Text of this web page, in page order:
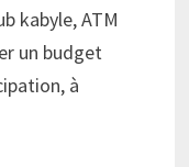
kabyle, ATM
un budget
à